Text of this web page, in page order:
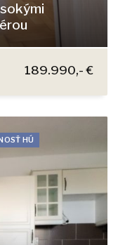
189.990,- €
HÚ